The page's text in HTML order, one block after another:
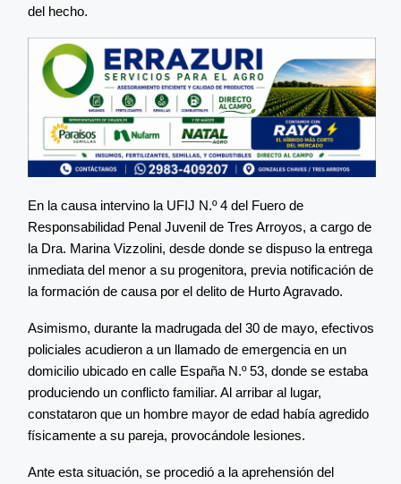
del hecho.
En la causa intervino la UFIJ N.º 4 del Fuero de
Responsabilidad Penal Juvenil de Tres Arroyos, a cargo de
la Dra. Marina Vizzolini, desde donde se dispuso la entrega
inmediata del menor a su progenitora, previa notificación de
la formación de causa por el delito de Hurto Agravado.
Asimismo, durante la madrugada del 30 de mayo, efectivos
policiales acudieron a un llamado de emergencia en un
domicilio ubicado en calle España N.º 53, donde se estaba
produciendo un conflicto familiar. Al arribar al lugar,
constataron que un hombre mayor de edad había agredido
físicamente a su pareja, provocándole lesiones.
Ante esta situación, se procedió a la aprehensión del